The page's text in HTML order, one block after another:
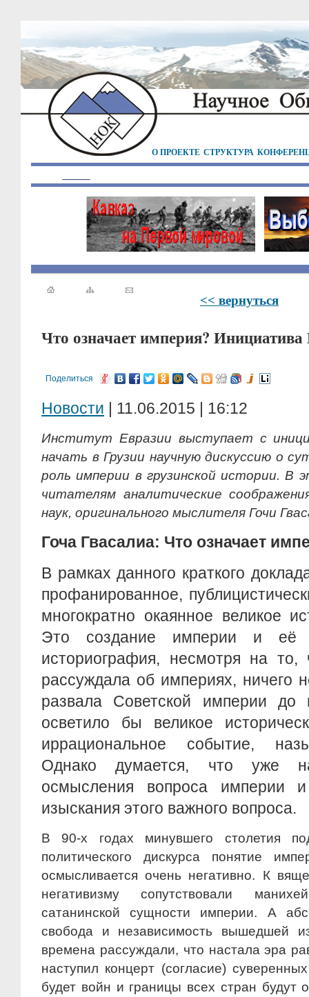
О ПРОЕКТЕ СТРУКТУРА
<< вернуться
Что означает империя?
Поделиться
Новости | 11.06.2015 | 16:12
Институт Евразии выступает с
начать в Грузии научную дискуссию о
роль империи в грузинской истории. В
читателям аналитические
наук, оригинального мыслителя Гочи
Гоча Гвасалиа: Что означает
В рамках данного краткого
профанированное,
многократно окаянное великое
Это создание империи и её
историография, несмотря на
рассуждала об империях, ничего
развала Советской империи до
осветило бы великое
иррациональное событие,
Однако думается, что уже
осмысления вопроса империи и
изыскания этого важного вопроса.
В 90-х годах минувшего столетия
политического дискурса понятие
осмысливается очень негативно. К
негативизму сопутствовали
сатанинской сущности империи. А
свобода и независимость вышедшей
времена рассуждали, что настала эра
наступил концерт (согласие)
будет войн и границы всех стран будут